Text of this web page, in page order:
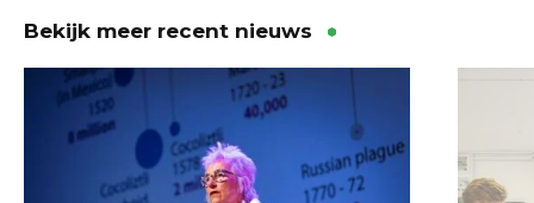
Bekijk meer recent nieuws